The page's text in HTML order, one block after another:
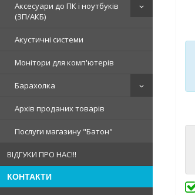
Аксесуари до ПК і ноутбуків
(ЗП/АКБ)
Акустичні системи
Монітори для комп'ютерів
Барахолка
Архів проданих товарів
Послуги магазину "Батон"
ВІДГУКИ ПРО НАС!!!
КОНТАКТИ